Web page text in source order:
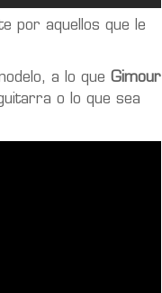
por aquellos que le
a lo que Gimour
o lo que sea